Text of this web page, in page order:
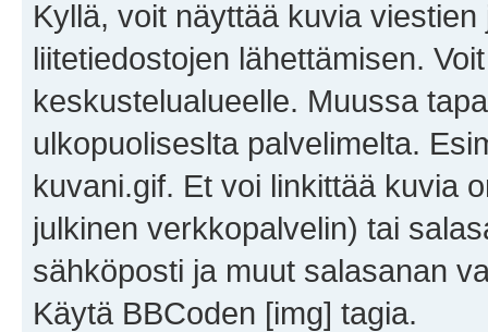
Kyllä, voit näyttää kuvia
liitetiedostojen lähettämisen.
keskustelualueelle. Muussa
ulkopuoliseslta palvelimelta.
kuvani.gif. Et voi linkittää kuvia
julkinen verkkopalvelin) tai
sähköposti ja muut salasanan
Käytä BBCoden [img] tagia.